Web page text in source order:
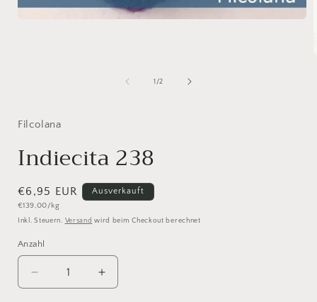
1 /von
2
Filcolana
Indiecita 238
Normaler
Preis
€6,95 EUR
Grundpreis
€139,00/kg
Ausverkauft
Inkl. Steuern. Versand wird beim Checkout berechnet
Anzahl
Anzahl
Verringere
die
Erhöhe
die